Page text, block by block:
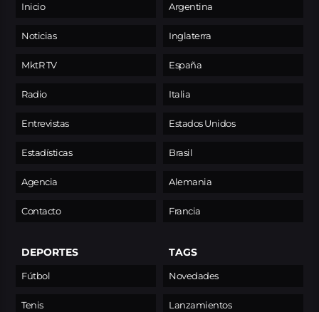
Inicio
Noticias
MktR TV
Radio
Entrevistas
Estadísticas
Agencia
Contacto
Argentina
Inglaterra
España
Italia
Estados Unidos
Brasil
Alemania
Francia
DEPORTES
Fútbol
Tenis
TAGS
Novedades
Lanzamientos